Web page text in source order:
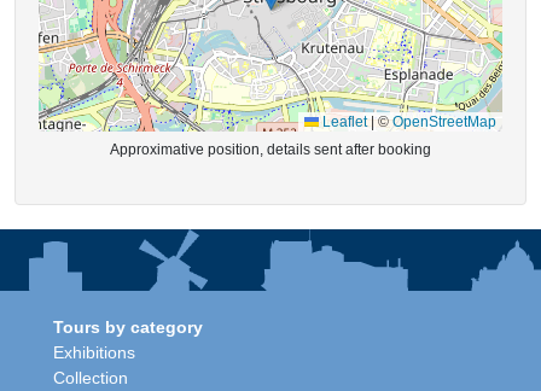
Leaflet ©OpenStreetMap
Approximative position, details sent after booking
Tours by category
Exhibitions
Collection